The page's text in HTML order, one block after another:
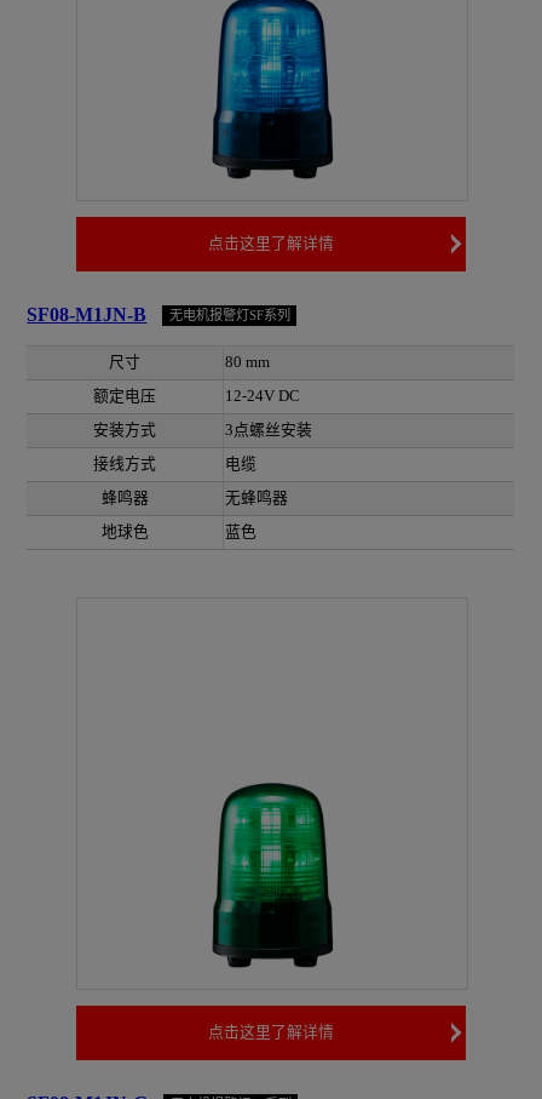
点击这里了解详情
SF08-M1JN-B 无电机报警灯SF系列
尺寸
80 mm
额定电压
12-24V DC
安装方式
3点螺丝安装
接线方式
电缆
蜂鸣器
无蜂鸣器
地球色
蓝色
点击这里了解详情